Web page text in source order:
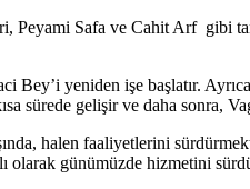
Peyami Safa ve Cahit Arf gibi
Bey’i yeniden işe başlatır.
sürede gelişir ve daha
halen faaliyetlerini
olarak günümüzde hizmetini